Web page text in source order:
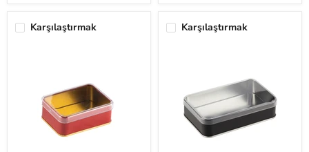
cm
Karşılaştırmak Karşılaştırmak